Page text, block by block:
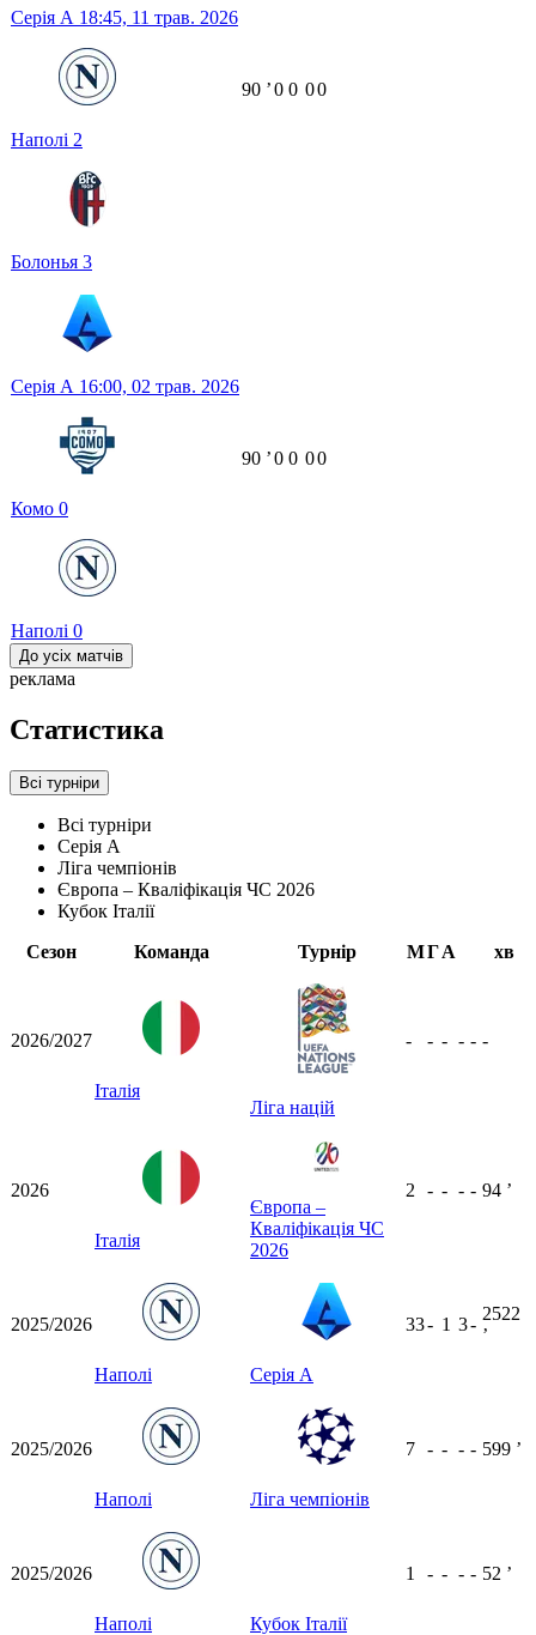
Серія А 18:45, 11 трав. 2026
Наполі 2
Болонья 3
90 ʼ0 0 00
Серія А 16:00, 02 трав. 2026
Комо 0
Наполі 0
90 ʼ0 0 00
До усіх матчів
реклама
Статистика
Всі турніри
Всі турніри
Серія А
Ліга чемпіонів
Європа – Кваліфікація ЧС 2026
Кубок Італії
Сезон
Команда Турнір МГА хв
2026/2027
Італія
Ліга націй
- - - - - -
2026
Італія
Європа –
Кваліфікація ЧС
2026
2 - - - - 94 ʼ
2025/2026
Наполі Серія А
33- 1 3-
2522
ʼ
2025/2026
Наполі Ліга чемпіонів
7 - - - - 599 ʼ
2025/2026
Наполі Кубок Італії
1 - - - - 52 ʼ